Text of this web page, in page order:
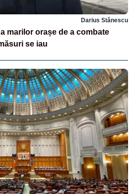
Darius Stănescu
marilor orașe de a combate
se iau